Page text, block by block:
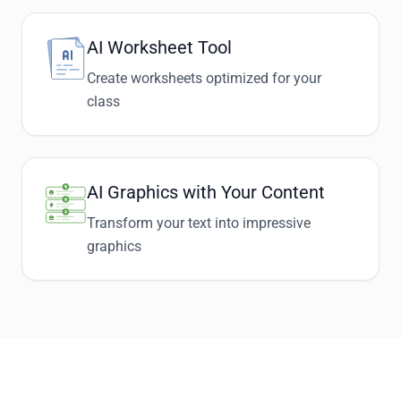
AI Worksheet Tool
Create worksheets optimized for your
class
AI Graphics with Your Content
Transform your text into impressive
graphics